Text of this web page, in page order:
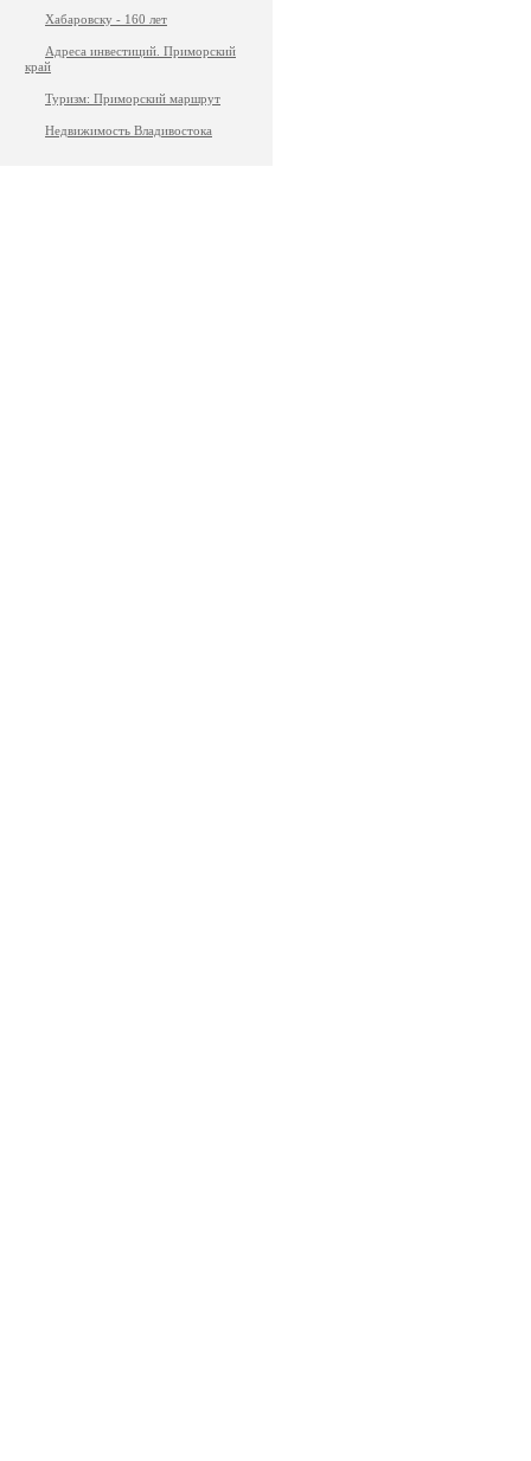
Хабаровску - 160 лет
Адреса инвестиций. Приморский
край
Туризм: Приморский маршрут
Недвижимость Владивостока